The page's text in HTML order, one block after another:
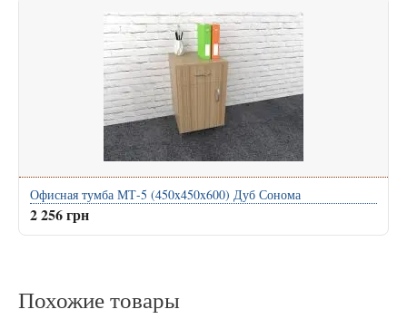
Офисная тумба МТ-5 (450x450x600) Дуб Сонома
2 256 грн
Похожие товары